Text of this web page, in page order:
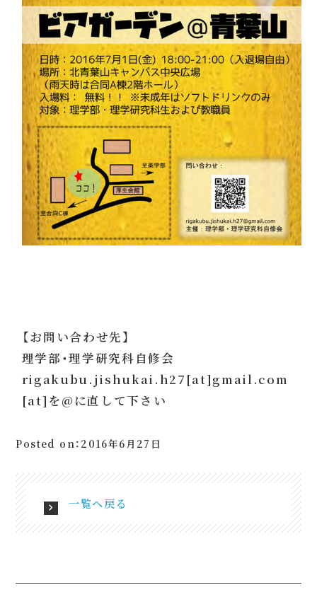
【お問い合わせ先】
理学部・理学研究科自修会
rigakubu.jishukai.h27[at]gmail.com
[at]を@に直して下さい
Posted on：2016年6月27日
一覧へ戻る